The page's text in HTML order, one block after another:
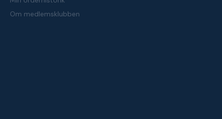
Om medlemsklubben